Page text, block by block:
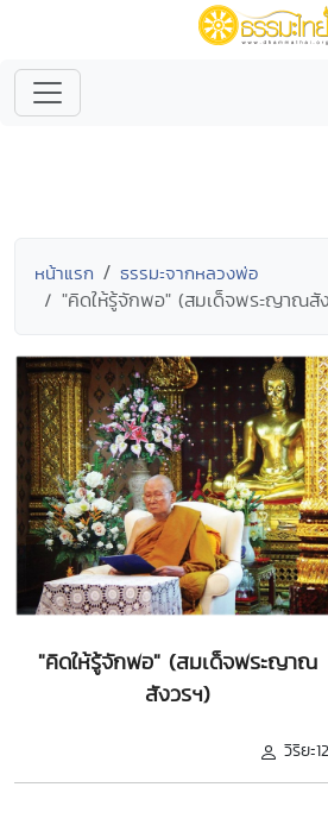
หน้าแรก ธรรมะจากหลวงพ่อ
"คิดให้รู้จักพอ" (สมเด็จพระญาณสั
"คิดให้รู้จักพอ" (สมเด็จพระญาณ
สังวรฯ)
วิริยะ12